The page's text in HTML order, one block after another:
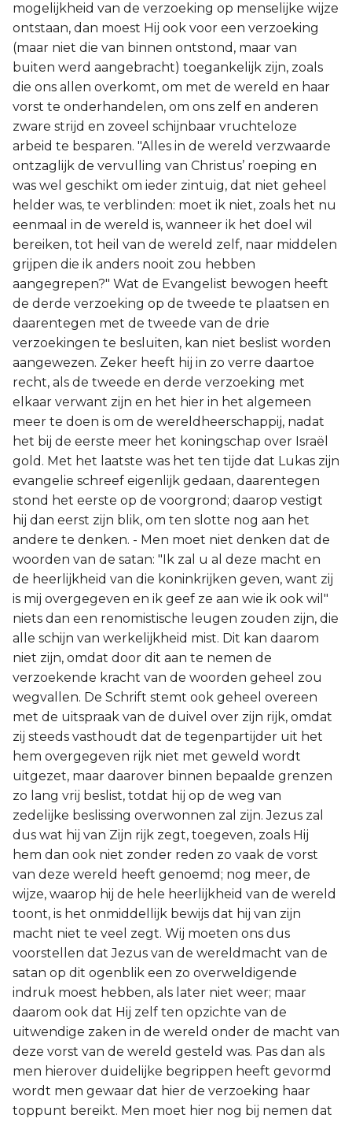
mogelijkheid van de verzoeking op menselijke wijze
ontstaan, dan moest Hij ook voor een verzoeking
(maar niet die van binnen ontstond, maar van
buiten werd aangebracht) toegankelijk zijn, zoals
die ons allen overkomt, om met de wereld en haar
vorst te onderhandelen, om ons zelf en anderen
zware strijd en zoveel schijnbaar vruchteloze
arbeid te besparen. "Alles in de wereld verzwaarde
ontzaglijk de vervulling van Christus’ roeping en
was wel geschikt om ieder zintuig, dat niet geheel
helder was, te verblinden: moet ik niet, zoals het nu
eenmaal in de wereld is, wanneer ik het doel wil
bereiken, tot heil van de wereld zelf, naar middelen
grijpen die ik anders nooit zou hebben
aangegrepen?" Wat de Evangelist bewogen heeft
de derde verzoeking op de tweede te plaatsen en
daarentegen met de tweede van de drie
verzoekingen te besluiten, kan niet beslist worden
aangewezen. Zeker heeft hij in zo verre daartoe
recht, als de tweede en derde verzoeking met
elkaar verwant zijn en het hier in het algemeen
meer te doen is om de wereldheerschappij, nadat
het bij de eerste meer het koningschap over Israël
gold. Met het laatste was het ten tijde dat Lukas zijn
evangelie schreef eigenlijk gedaan, daarentegen
stond het eerste op de voorgrond; daarop vestigt
hij dan eerst zijn blik, om ten slotte nog aan het
andere te denken. - Men moet niet denken dat de
woorden van de satan: "Ik zal u al deze macht en
de heerlijkheid van die koninkrijken geven, want zij
is mij overgegeven en ik geef ze aan wie ik ook wil"
niets dan een renomistische leugen zouden zijn, die
alle schijn van werkelijkheid mist. Dit kan daarom
niet zijn, omdat door dit aan te nemen de
verzoekende kracht van de woorden geheel zou
wegvallen. De Schrift stemt ook geheel overeen
met de uitspraak van de duivel over zijn rijk, omdat
zij steeds vasthoudt dat de tegenpartijder uit het
hem overgegeven rijk niet met geweld wordt
uitgezet, maar daarover binnen bepaalde grenzen
zo lang vrij beslist, totdat hij op de weg van
zedelijke beslissing overwonnen zal zijn. Jezus zal
dus wat hij van Zijn rijk zegt, toegeven, zoals Hij
hem dan ook niet zonder reden zo vaak de vorst
van deze wereld heeft genoemd; nog meer, de
wijze, waarop hij de hele heerlijkheid van de wereld
toont, is het onmiddellijk bewijs dat hij van zijn
macht niet te veel zegt. Wij moeten ons dus
voorstellen dat Jezus van de wereldmacht van de
satan op dit ogenblik een zo overweldigende
indruk moest hebben, als later niet weer; maar
daarom ook dat Hij zelf ten opzichte van de
uitwendige zaken in de wereld onder de macht van
deze vorst van de wereld gesteld was. Pas dan als
men hierover duidelijke begrippen heeft gevormd
wordt men gewaar dat hier de verzoeking haar
toppunt bereikt. Men moet hier nog bij nemen dat